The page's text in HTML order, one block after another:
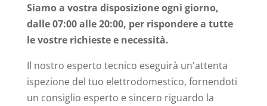
Siamo a vostra disposizione ogni giorno,
dalle 07:00 alle 20:00, per rispondere a tutte
le vostre richieste e necessità.
Il nostro esperto tecnico eseguirà un'attenta
ispezione del tuo elettrodomestico, fornendoti
un consiglio esperto e sincero riguardo la